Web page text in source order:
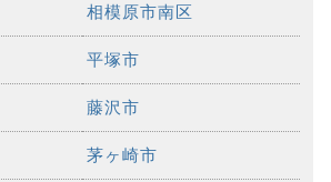
相模原市南区
平塚市
藤沢市
茅ヶ崎市